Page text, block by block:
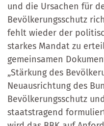
und die Ursachen für
Bevölkerungsschutz
fehlt wieder der
starkes Mandat zu
gemeinsamen
„Stärkung des
Neuausrichtung des
Bevölkerungsschutz
staatstragend